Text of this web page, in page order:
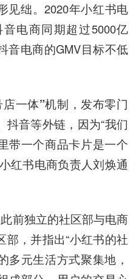
见绌。2020年小红书电
电商同期超过5000亿
音电商的GMV目标不低
一体”机制，发布零门
音等外链， 因为“我们
带一个商品卡片是一个
红书电商负责人刘焕通
前独立的社区部与电商
，并指出“小红书的社
多元生活方式聚集地，